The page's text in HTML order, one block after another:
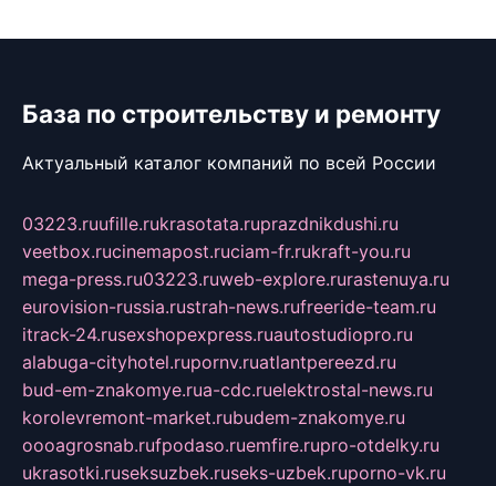
База по строительству и ремонту
Актуальный каталог компаний по всей России
03223.ruufille.rukrasotata.ruprazdnikdushi.ru
veetbox.rucinemapost.ruciam-fr.rukraft-you.ru
mega-press.ru03223.ruweb-explore.rurastenuya.ru
eurovision-russia.rustrah-news.rufreeride-team.ru
itrack-24.rusexshopexpress.ruautostudiopro.ru
alabuga-cityhotel.rupornv.ruatlantpereezd.ru
bud-em-znakomye.rua-cdc.ruelektrostal-news.ru
korolevremont-market.rubudem-znakomye.ru
oooagrosnab.rufpodaso.ruemfire.rupro-otdelky.ru
ukrasotki.ruseksuzbek.ruseks-uzbek.ruporno-vk.ru